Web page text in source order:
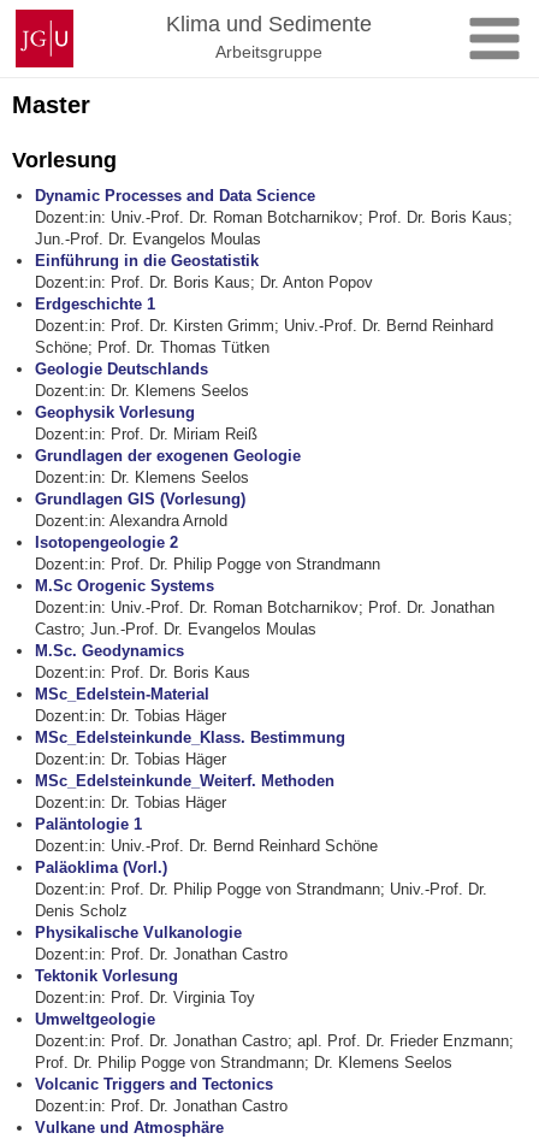
Zum
Inhalt
springen
Johannes
Gutenberg-
Universität
Mainz
Klima und Sedimente
Arbeitsgruppe
Master
Vorlesung
Dynamic Processes and Data Science
Dozent:in: Univ.-Prof. Dr. Roman Botcharnikov; Prof. Dr. Boris Kaus;
Jun.-Prof. Dr. Evangelos Moulas
Einführung in die Geostatistik
Dozent:in: Prof. Dr. Boris Kaus; Dr. Anton Popov
Erdgeschichte 1
Dozent:in: Prof. Dr. Kirsten Grimm; Univ.-Prof. Dr. Bernd Reinhard
Schöne; Prof. Dr. Thomas Tütken
Geologie Deutschlands
Dozent:in: Dr. Klemens Seelos
Geophysik Vorlesung
Dozent:in: Prof. Dr. Miriam Reiß
Grundlagen der exogenen Geologie
Dozent:in: Dr. Klemens Seelos
Grundlagen GIS (Vorlesung)
Dozent:in: Alexandra Arnold
Isotopengeologie 2
Dozent:in: Prof. Dr. Philip Pogge von Strandmann
M.Sc Orogenic Systems
Dozent:in: Univ.-Prof. Dr. Roman Botcharnikov; Prof. Dr. Jonathan
Castro; Jun.-Prof. Dr. Evangelos Moulas
M.Sc. Geodynamics
Dozent:in: Prof. Dr. Boris Kaus
MSc_Edelstein-Material
Dozent:in: Dr. Tobias Häger
MSc_Edelsteinkunde_Klass. Bestimmung
Dozent:in: Dr. Tobias Häger
MSc_Edelsteinkunde_Weiterf. Methoden
Dozent:in: Dr. Tobias Häger
Paläntologie 1
Dozent:in: Univ.-Prof. Dr. Bernd Reinhard Schöne
Paläoklima (Vorl.)
Dozent:in: Prof. Dr. Philip Pogge von Strandmann; Univ.-Prof. Dr.
Denis Scholz
Physikalische Vulkanologie
Dozent:in: Prof. Dr. Jonathan Castro
Tektonik Vorlesung
Dozent:in: Prof. Dr. Virginia Toy
Umweltgeologie
Dozent:in: Prof. Dr. Jonathan Castro; apl. Prof. Dr. Frieder Enzmann;
Prof. Dr. Philip Pogge von Strandmann; Dr. Klemens Seelos
Volcanic Triggers and Tectonics
Dozent:in: Prof. Dr. Jonathan Castro
Vulkane und Atmosphäre